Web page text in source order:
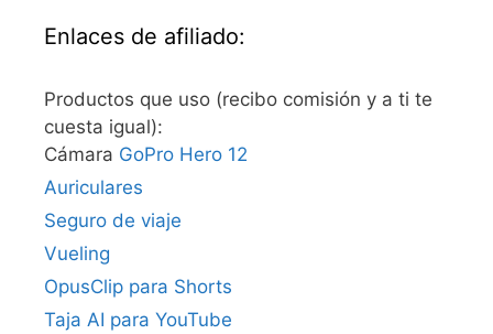
Enlaces de afiliado:
Productos que uso (recibo comisión y a ti te
cuesta igual):
Cámara GoPro Hero 12
Auriculares
Seguro de viaje
Vueling
OpusClip para Shorts
Taja AI para YouTube